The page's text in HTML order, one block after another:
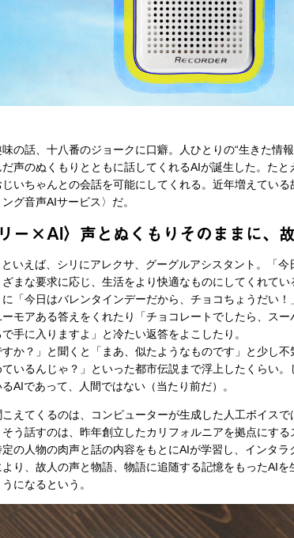
の話、十八番のジョークに口癖。人ひとりの“生きた情
声のぬくもりとともに話してくれるAIが誕生した。た
いちゃんとの会話を可能にしてくれる。近年増えてい
グ音声AIサービス〉だ。
ー×AI〉声とぬくもりそのままに、
いえば、シリにアレクサ、グーグルアシスタント。「今
まな要求に応じ、生活をより快適なものにしてくれて
「今日はバレンタインデーだから、チョコちょうだい
モアある答えをくれたり「チョコレートでしたら、ス
手に入りますよ」と冷たい返答をよこしたり。
すか？」と聞くと「まあ、似たようなものです」と少し
いるんじゃ？」といった都市伝説まで浮上したくらい
AIであって、人間ではない（当たり前だ）。
こえてくるのは、コンピューターが生成した人工ボイスで
そう話すのは、昨年創立したカリフォルニアを拠点にす
定の人物の肉声と話の内容をもとにAIが学習し、インタ
り、故人の声と物語、物語に追随する記憶をもったAI
になるという。